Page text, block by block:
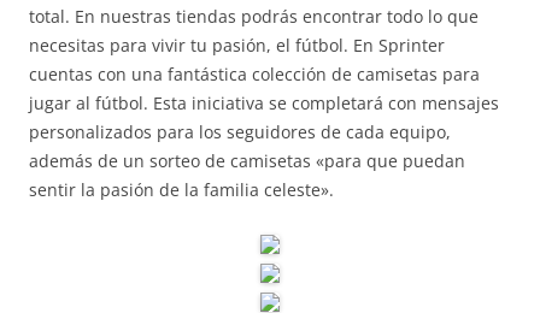
total. En nuestras tiendas podrás encontrar todo lo que
necesitas para vivir tu pasión, el fútbol. En Sprinter
cuentas con una fantástica colección de camisetas para
jugar al fútbol. Esta iniciativa se completará con mensajes
personalizados para los seguidores de cada equipo,
además de un sorteo de camisetas «para que puedan
sentir la pasión de la familia celeste».